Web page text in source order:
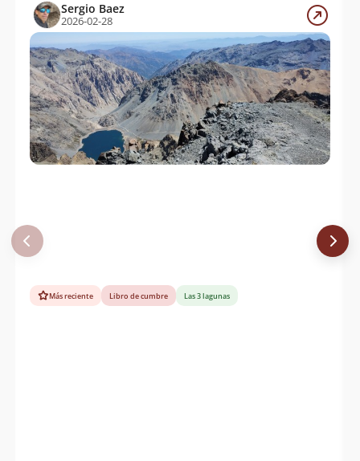
Sergio Baez
2026-02-28
Más reciente Libro de cumbre Las 3 lagunas